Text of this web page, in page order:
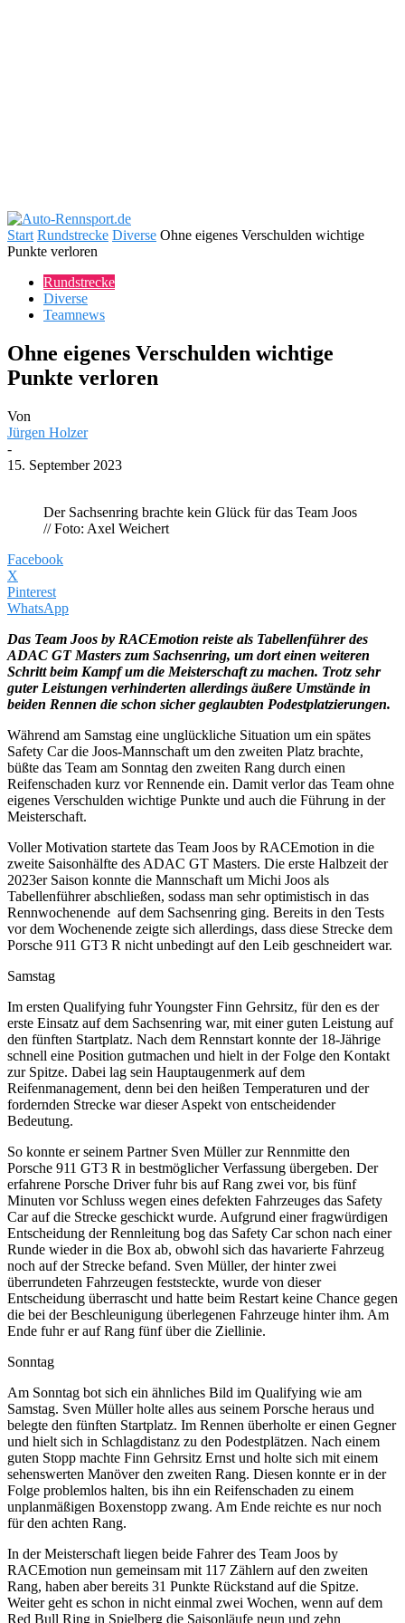
Start Rundstrecke Diverse Ohne eigenes Verschulden wichtige
Punkte verloren
Rundstrecke
Diverse
Teamnews
Ohne eigenes Verschulden wichtige
Punkte verloren
Von
Jürgen Holzer
-
15. September 2023
Der Sachsenring brachte kein Glück für das Team Joos
// Foto: Axel Weichert
Facebook
X
Pinterest
WhatsApp
Das Team Joos by RACEmotion reiste als Tabellenführer des
ADAC GT Masters zum Sachsenring, um dort einen weiteren
Schritt beim Kampf um die Meisterschaft zu machen. Trotz sehr
guter Leistungen verhinderten allerdings äußere Umstände in
beiden Rennen die schon sicher geglaubten Podestplatzierungen.
Während am Samstag eine unglückliche Situation um ein spätes
Safety Car die Joos-Mannschaft um den zweiten Platz brachte,
büßte das Team am Sonntag den zweiten Rang durch einen
Reifenschaden kurz vor Rennende ein. Damit verlor das Team ohne
eigenes Verschulden wichtige Punkte und auch die Führung in der
Meisterschaft.
Voller Motivation startete das Team Joos by RACEmotion in die
zweite Saisonhälfte des ADAC GT Masters. Die erste Halbzeit der
2023er Saison konnte die Mannschaft um Michi Joos als
Tabellenführer abschließen, sodass man sehr optimistisch in das
Rennwochenende auf dem Sachsenring ging. Bereits in den Tests
vor dem Wochenende zeigte sich allerdings, dass diese Strecke dem
Porsche 911 GT3 R nicht unbedingt auf den Leib geschneidert war.
Samstag
Im ersten Qualifying fuhr Youngster Finn Gehrsitz, für den es der
erste Einsatz auf dem Sachsenring war, mit einer guten Leistung auf
den fünften Startplatz. Nach dem Rennstart konnte der 18-Jährige
schnell eine Position gutmachen und hielt in der Folge den Kontakt
zur Spitze. Dabei lag sein Hauptaugenmerk auf dem
Reifenmanagement, denn bei den heißen Temperaturen und der
fordernden Strecke war dieser Aspekt von entscheidender
Bedeutung.
So konnte er seinem Partner Sven Müller zur Rennmitte den
Porsche 911 GT3 R in bestmöglicher Verfassung übergeben. Der
erfahrene Porsche Driver fuhr bis auf Rang zwei vor, bis fünf
Minuten vor Schluss wegen eines defekten Fahrzeuges das Safety
Car auf die Strecke geschickt wurde. Aufgrund einer fragwürdigen
Entscheidung der Rennleitung bog das Safety Car schon nach einer
Runde wieder in die Box ab, obwohl sich das havarierte Fahrzeug
noch auf der Strecke befand. Sven Müller, der hinter zwei
überrundeten Fahrzeugen feststeckte, wurde von dieser
Entscheidung überrascht und hatte beim Restart keine Chance gegen
die bei der Beschleunigung überlegenen Fahrzeuge hinter ihm. Am
Ende fuhr er auf Rang fünf über die Ziellinie.
Sonntag
Am Sonntag bot sich ein ähnliches Bild im Qualifying wie am
Samstag. Sven Müller holte alles aus seinem Porsche heraus und
belegte den fünften Startplatz. Im Rennen überholte er einen Gegner
und hielt sich in Schlagdistanz zu den Podestplätzen. Nach einem
guten Stopp machte Finn Gehrsitz Ernst und holte sich mit einem
sehenswerten Manöver den zweiten Rang. Diesen konnte er in der
Folge problemlos halten, bis ihn ein Reifenschaden zu einem
unplanmäßigen Boxenstopp zwang. Am Ende reichte es nur noch
für den achten Rang.
In der Meisterschaft liegen beide Fahrer des Team Joos by
RACEmotion nun gemeinsam mit 117 Zählern auf den zweiten
Rang, haben aber bereits 31 Punkte Rückstand auf die Spitze.
Weiter geht es schon in nicht einmal zwei Wochen, wenn auf dem
Red Bull Ring in Spielberg die Saisonläufe neun und zehn